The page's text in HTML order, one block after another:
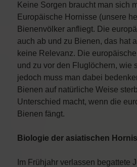
Keine Sorgen braucht man sich
Europäische Hornisse (unsere
Bienenvölker anfliegt. Die
auch ab und zu Bienen, das hat
keine Relevanz. Die
und zu vor den Fluglöchern, wie
jedoch muss man dabei
Bienen auf natürliche Weise
Unterschied macht, wenn die
Bienen fängt.
Biologie der asiatischen
Im Frühjahr verlassen begattete